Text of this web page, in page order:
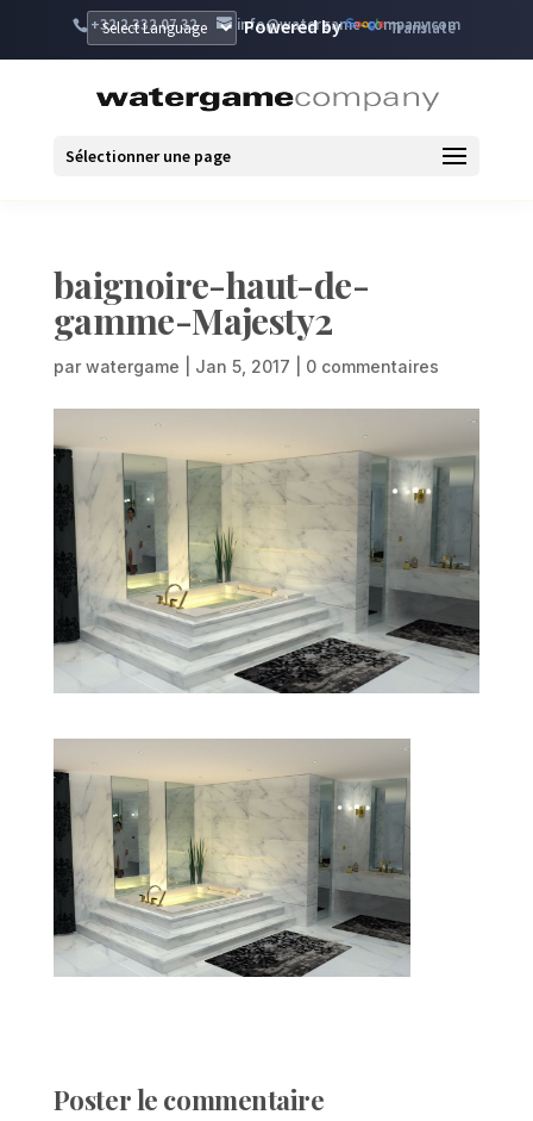
+32 2 332 07 32 info@watergame-company.com
Powered by Translate
Sélectionner une page
baignoire-haut-de-
gamme-Majesty2
par watergame Jan 5, 2017 0 commentaires
Poster le commentaire